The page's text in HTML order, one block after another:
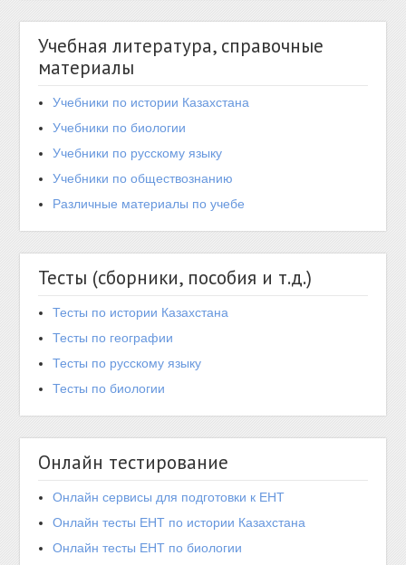
Учебная литература, справочные
материалы
Учебники по истории Казахстана
Учебники по биологии
Учебники по русскому языку
Учебники по обществознанию
Различные материалы по учебе
Тесты (сборники, пособия и т.д.)
Тесты по истории Казахстана
Тесты по географии
Тесты по русскому языку
Тесты по биологии
Онлайн тестирование
Онлайн сервисы для подготовки к ЕНТ
Онлайн тесты ЕНТ по истории Казахстана
Онлайн тесты ЕНТ по биологии